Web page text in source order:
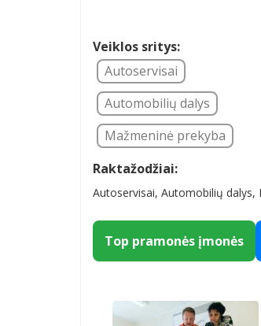
Veiklos sritys:
Autoservisai
Automobilių dalys
Mažmeninė prekyba
Raktažodžiai:
Autoservisai, Automobilių dalys,
Top pramonės įmonės